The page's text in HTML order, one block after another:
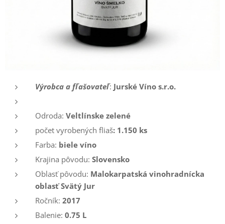
Výrobca a fľašovateľ: Jurské Víno s.r.o.
Odroda: Veltlínske zelené
počet vyrobených fliaš: 1.150 ks
Farba: biele víno
Krajina pôvodu: Slovensko
Oblasť pôvodu: Malokarpatská vinohradnícka
oblasť Svätý Jur
Ročník: 2017
Balenie: 0.75 L